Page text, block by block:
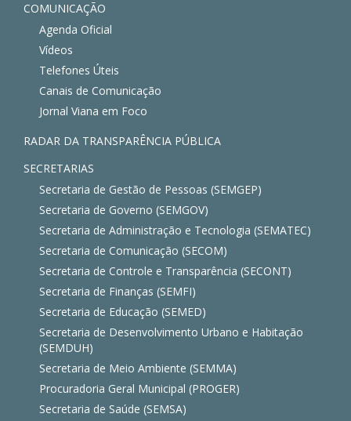
COMUNICAÇÃO
Agenda Oficial
Vídeos
Telefones Úteis
Canais de Comunicação
Jornal Viana em Foco
RADAR DA TRANSPARÊNCIA PÚBLICA
SECRETARIAS
Secretaria de Gestão de Pessoas (SEMGEP)
Secretaria de Governo (SEMGOV)
Secretaria de Administração e Tecnologia (SEMATEC)
Secretaria de Comunicação (SECOM)
Secretaria de Controle e Transparência (SECONT)
Secretaria de Finanças (SEMFI)
Secretaria de Educação (SEMED)
Secretaria de Desenvolvimento Urbano e Habitação
(SEMDUH)
Secretaria de Meio Ambiente (SEMMA)
Procuradoria Geral Municipal (PROGER)
Secretaria de Saúde (SEMSA)